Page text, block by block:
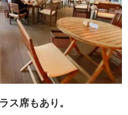
ス席もあり。